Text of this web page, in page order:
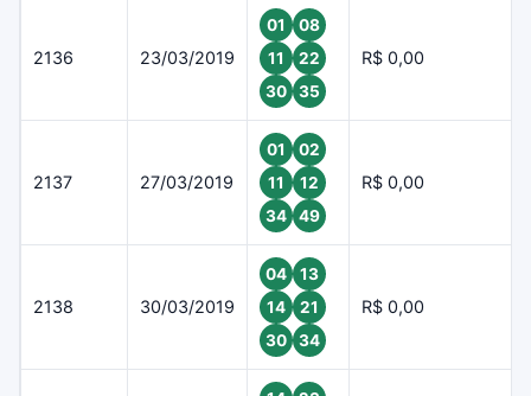
2136 23/03/2019
01
08
11
22
30
35
R$ 0,00
2137 27/03/2019
01
02
11
12
34
49
R$ 0,00
2138 30/03/2019
04
13
14
21
30
34
R$ 0,00